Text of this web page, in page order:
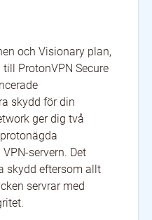
och Visionary plan,
ProtonVPN Secure
skydd för din
ger dig två
servern. Det
skydd eftersom allt
servrar med